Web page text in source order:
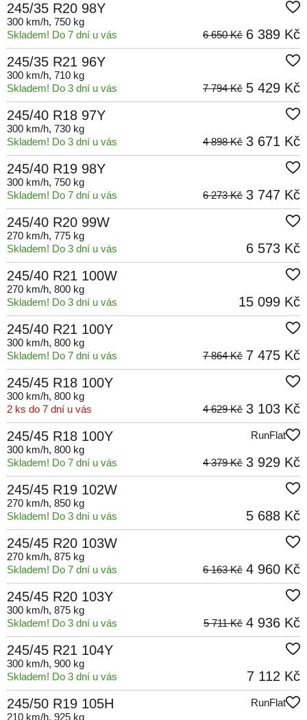
245/35 R20 98Y
300 km/h, 750 kg
Skladem! Do 7 dní u vás
6 389 Kč
6 650 Kč
245/35 R21 96Y
300 km/h, 710 kg
Skladem! Do 3 dní u vás
5 429 Kč
7 794 Kč
245/40 R18 97Y
300 km/h, 730 kg
Skladem! Do 3 dní u vás
3 671 Kč
4 898 Kč
245/40 R19 98Y
300 km/h, 750 kg
Skladem! Do 7 dní u vás
3 747 Kč
6 273 Kč
245/40 R20 99W
270 km/h, 775 kg
Skladem! Do 3 dní u vás
6 573 Kč
245/40 R21 100W
270 km/h, 800 kg
Skladem! Do 3 dní u vás
15 099 Kč
245/40 R21 100Y
300 km/h, 800 kg
Skladem! Do 7 dní u vás
7 475 Kč
7 864 Kč
245/45 R18 100Y
300 km/h, 800 kg
2 ks do 7 dní u vás
3 103 Kč
4 629 Kč
245/45 R18 100Y
RunFlat
300 km/h, 800 kg
Skladem! Do 7 dní u vás
3 929 Kč
4 379 Kč
245/45 R19 102W
270 km/h, 850 kg
Skladem! Do 3 dní u vás
5 688 Kč
245/45 R20 103W
270 km/h, 875 kg
Skladem! Do 7 dní u vás
4 960 Kč
6 163 Kč
245/45 R20 103Y
300 km/h, 875 kg
Skladem! Do 3 dní u vás
4 936 Kč
5 711 Kč
245/45 R21 104Y
300 km/h, 900 kg
Skladem! Do 3 dní u vás
7 112 Kč
245/50 R19 105H
RunFlat
210 km/h, 925 kg